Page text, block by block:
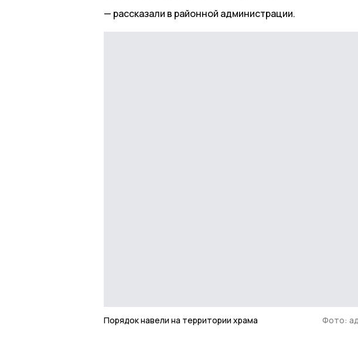
рассказали в районной администрации.
Порядок навели на территории храма Фото: